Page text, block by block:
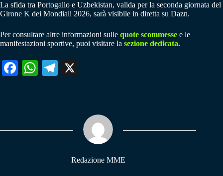
La sfida tra Portogallo e Uzbekistan, valida per la seconda giornata del
Girone K dei Mondiali 2026, sarà visibile in diretta su Dazn.
Per consultare altre informazioni sulle quote scommesse e le
manifestazioni sportive, puoi visitare la sezione dedicata.
Fa W
pp
Te
m
Redazione MME